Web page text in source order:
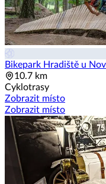
Bikepark Hradiště u
10.7 km
Cyklotrasy
Zobrazit místo
Zobrazit místo